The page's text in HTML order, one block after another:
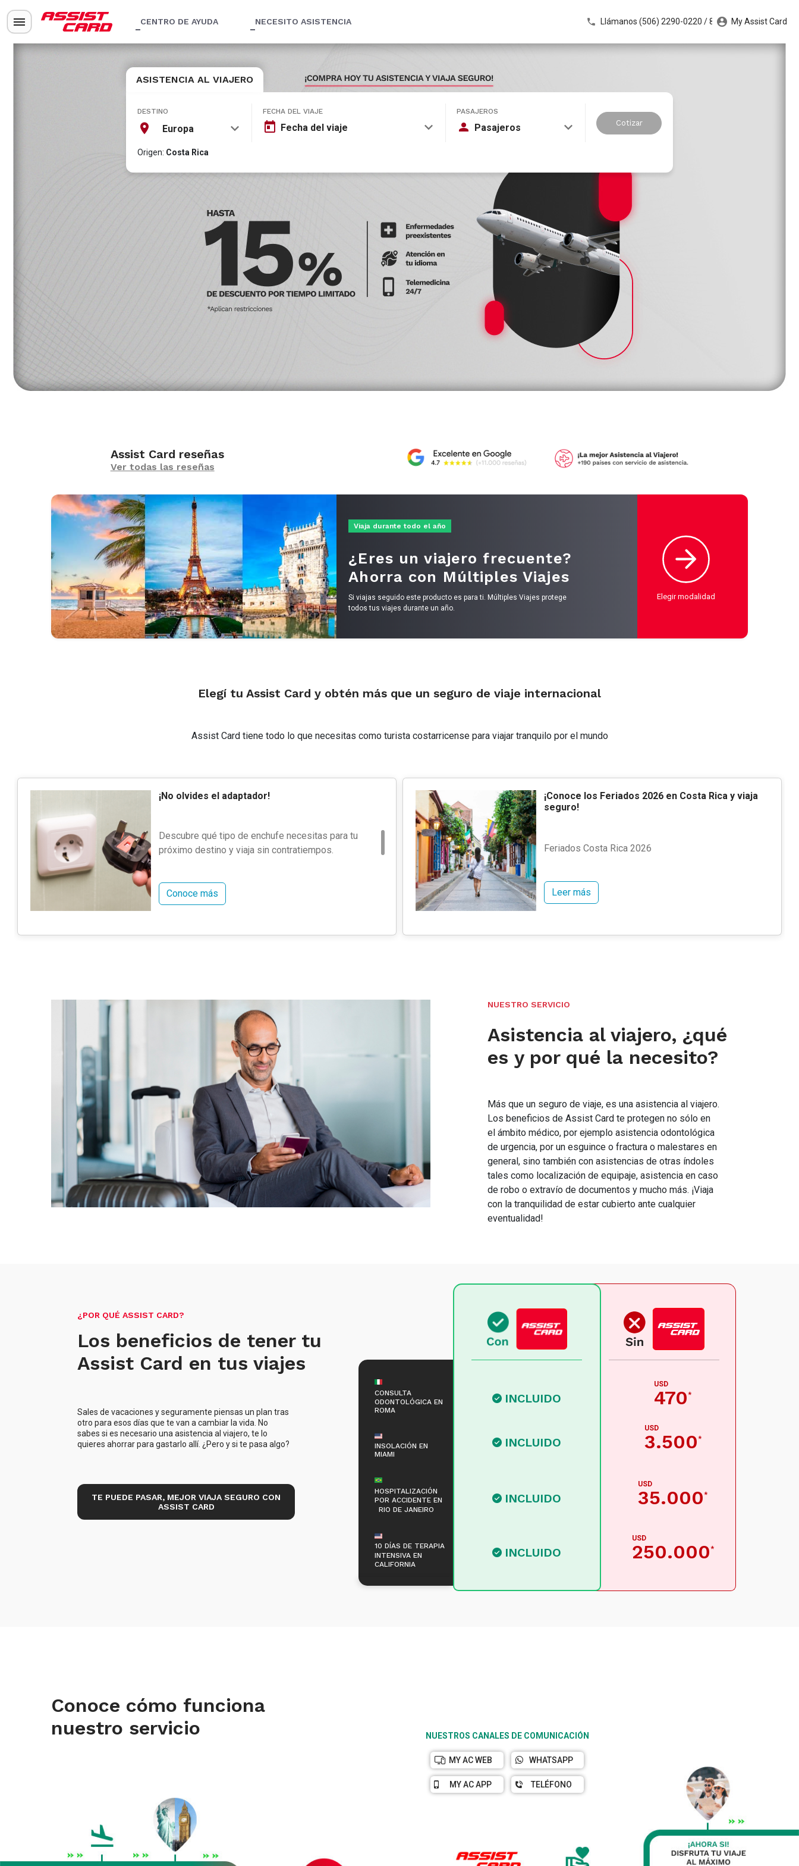
CENTRO DE AYUDA NECESITO ASISTENCIA Llámanos (506) 2290-0220 / 8562-7659My Assist Card
ASISTENCIA AL VIAJERO
DESTINO
Europa
FECHA DEL VIAJE
Fecha del viaje
PASAJEROS
Pasajeros Cotizar
Origen: Costa Rica
Assist Card reseñas
Ver todas las reseñas
Viaja durante todo el año
¿Eres un viajero frecuente?
Ahorra con Múltiples Viajes
Si viajas seguido este producto es para ti. Múltiples Viajes protege
todos tus viajes durante un año.
Elegir modalidad
Elegí tu Assist Card y obtén más que un seguro de viaje internacional
Assist Card tiene todo lo que necesitas como turista costarricense para viajar tranquilo por el mundo
¡No olvides el adaptador!
Descubre qué tipo de enchufe necesitas para tu
próximo destino y viaja sin contratiempos.
Conoce más
¡Conoce los Feriados 2026 en Costa Rica y viaja
seguro!
Feriados Costa Rica 2026
Leer más
NUESTRO SERVICIO
Asistencia al viajero, ¿qué
es y por qué la necesito?
Más que un seguro de viaje, es una asistencia al viajero.
Los beneficios de Assist Card te protegen no sólo en
el ámbito médico, por ejemplo asistencia odontológica
de urgencia, por un esguince o fractura o malestares en
general, sino también con asistencias de otras índoles
tales como localización de equipaje, asistencia en caso
de robo o extravío de documentos y mucho más. ¡Viaja
con la tranquilidad de estar cubierto ante cualquier
eventualidad!
¿POR QUÉ ASSIST CARD?
Los beneficios de tener tu
Assist Card en tus viajes
Sales de vacaciones y seguramente piensas un plan tras
otro para esos días que te van a cambiar la vida. No
sabes si es necesario una asistencia al viajero, te lo
quieres ahorrar para gastarlo allí. ¿Pero y si te pasa algo?
TE PUEDE PASAR, MEJOR VIAJA SEGURO CON
ASSIST CARD
CONSULTA
ODONTOLÓGICA EN
ROMA
INCLUIDO
USD
470*
INSOLACIÓN EN
MIAMI
INCLUIDO
USD
3.500*
HOSPITALIZACIÓN
POR ACCIDENTE EN
RIO DE JANEIRO
INCLUIDO
USD
35.000*
10 DÍAS DE TERAPIA
INTENSIVA EN
CALIFORNIA
INCLUIDO
USD
250.000*
Conoce cómo funciona
nuestro servicio
NUESTROS CANALES DE COMUNICACIÓN
MY AC WEB WHATSAPP
MY AC APP TELÉFONO